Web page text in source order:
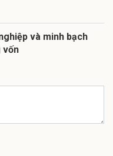
và minh bạch
vốn